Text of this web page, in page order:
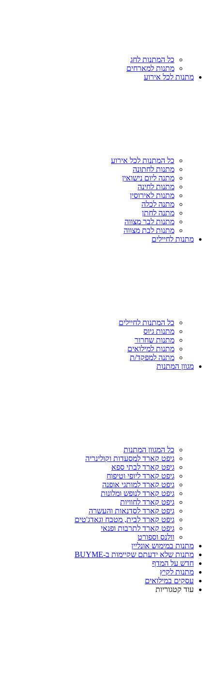
כל המתנות לחג
מתנות למארחים
מתנות לכל אירוע
כל המתנות לכל אירוע
מתנות לחתונה
מתנה ליום נישואין
מתנות לחינה
מתנות לאירוסין
מתנה לכלה
מתנה לחתן
מתנות לבר מצווה
מתנות לבת מצווה
מתנות לחיילים
כל המתנות לחיילים
מתנות גיוס
מתנות שחרור
מתנות למילואים
מתנה למפקד/ת
מגוון המתנות
כל המגוון המתנות
גיפט קארד למסעדות וקולינריה
גיפט קארד לבתי ספא
גיפט קארד ליופי וטיפוח
גיפט קארד למותגי אופנה
גיפט קארד לנופש ומלונות
גיפט קארד לחוויות
גיפט קארד לסדנאות והעשרה
גיפט קארד לבית, מטבח וגאדג'טים
גיפט קארד לתרבות ופנאי
וולנס וספורט
מתנות במימוש אונליין
מתנות שלא ידעתם שקיימות ב-BUYME
חדש על המדף
מתנות לקיץ
עסקים במילואים
עוד קטגוריות